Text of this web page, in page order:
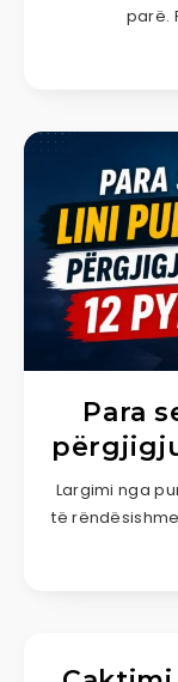
parë.
Para
Largimi nga
të